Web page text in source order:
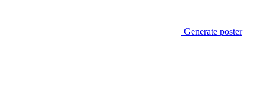
Generate poster